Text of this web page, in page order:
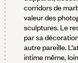
corridors de
valeur des
sculptures. Le
par sa
autre pareille.
intime même,